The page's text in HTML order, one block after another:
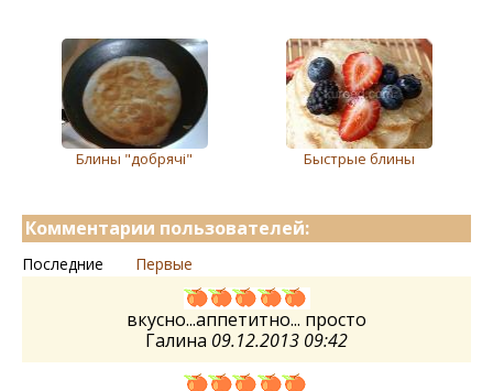
Блины "добрячi" Быстрые блины
Комментарии пользователей:
Последние Первые
вкусно...аппетитно... просто
Галина 09.12.2013 09:42